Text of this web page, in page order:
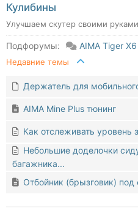
Кулибины
Улучшаем скутер своими руками
Подфорумы: AIMA Tiger X6
Недавние темы
Держатель для
AIMA Mine Plus тюнинг
Как отслеживать уровень
Небольшие доделочки
багажника...
Отбойник (брызговик) под